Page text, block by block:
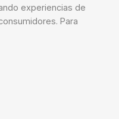
experiencias de
Para